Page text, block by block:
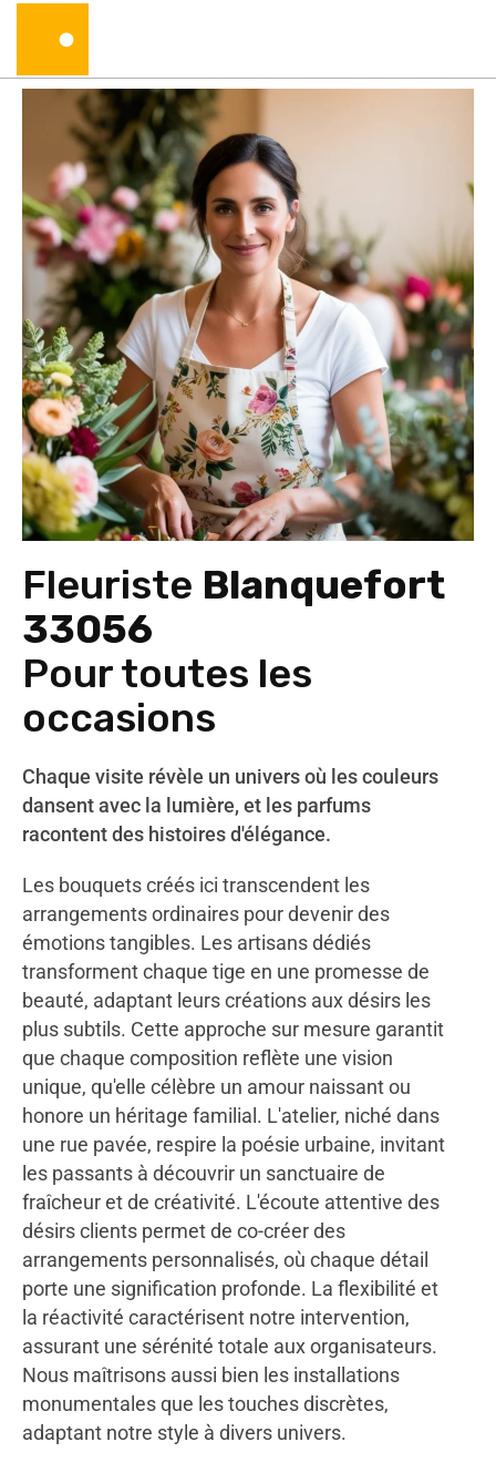
Fleuriste Blanquefort
33056
Pour toutes les
occasions
Chaque visite révèle un univers où les couleurs
dansent avec la lumière, et les parfums
racontent des histoires d'élégance.
Les bouquets créés ici transcendent les
arrangements ordinaires pour devenir des
émotions tangibles. Les artisans dédiés
transforment chaque tige en une promesse de
beauté, adaptant leurs créations aux désirs les
plus subtils. Cette approche sur mesure garantit
que chaque composition reflète une vision
unique, qu'elle célèbre un amour naissant ou
honore un héritage familial. L'atelier, niché dans
une rue pavée, respire la poésie urbaine, invitant
les passants à découvrir un sanctuaire de
fraîcheur et de créativité. L'écoute attentive des
désirs clients permet de co-créer des
arrangements personnalisés, où chaque détail
porte une signification profonde. La flexibilité et
la réactivité caractérisent notre intervention,
assurant une sérénité totale aux organisateurs.
Nous maîtrisons aussi bien les installations
monumentales que les touches discrètes,
adaptant notre style à divers univers.